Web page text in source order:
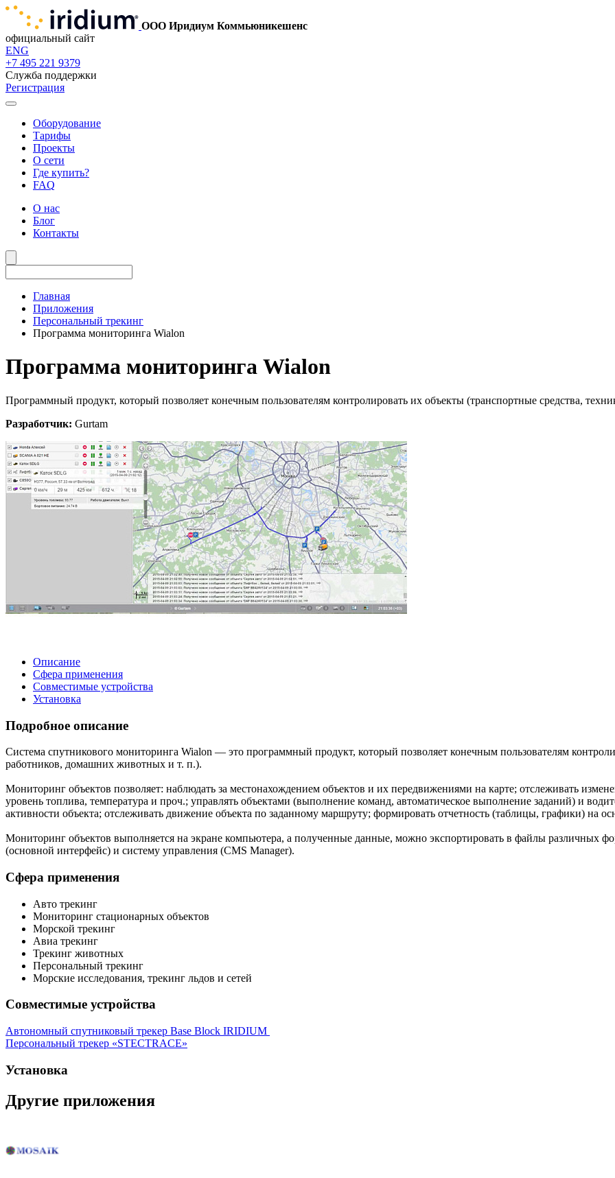
ООО Иридиум Коммьюникешенс
официальный сайт
ENG
+7 495 221 9379
Служба поддержки
Регистрация
Оборудование
Тарифы
Проекты
О сети
Где купить?
FAQ
О нас
Блог
Контакты
Главная
Приложения
Персональный трекинг
Программа мониторинга Wialon
Программа мониторинга Wialon
Программный продукт, который позволяет конечным пользователям контролировать их объекты (транспортные средства,
Разработчик: Gurtam
Описание
Сфера применения
Совместимые устройства
Установка
Подробное описание
Система спутникового мониторинга Wialon — это программный продукт, который позволяет конечным пользователям
работников, домашних животных и т. п.).
Мониторинг объектов позволяет: наблюдать за местонахождением объектов и их передвижениями на карте; отслеживать
уровень топлива, температура и проч.; управлять объектами (выполнение команд, автоматическое выполнение заданий) и
активности объекта; отслеживать движение объекта по заданному маршруту; формировать отчетность (таблицы, графики) на
Мониторинг объектов выполняется на экране компьютера, а полученные данные, можно экспортировать в файлы различных
(основной интерфейс) и систему управления (CMS Manager).
Сфера применения
Авто трекинг
Мониторинг стационарных объектов
Морской трекинг
Авиа трекинг
Трекинг животных
Персональный трекинг
Морские исследования, трекинг льдов и сетей
Совместимые устройства
Автономный спутниковый трекер Base Block IRIDIUM
Персональный трекер «STECTRACE»
Установка
Другие приложения